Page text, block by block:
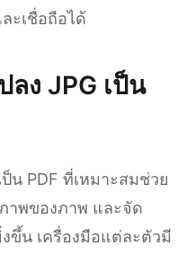
ะเชื่อถือได้
ลง JPG เป็น
น PDF ที่เหมาะสมช่วย
าพของภาพ และจัด
ขึ้น เครื่องมือแต่ละตัวมี